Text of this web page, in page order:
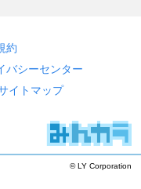
約
バシーセンター
イトマップ
© LY Corporation